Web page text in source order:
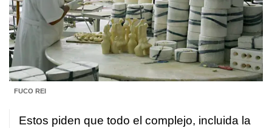
FUCO REI
Estos piden que todo el complejo, incluida la